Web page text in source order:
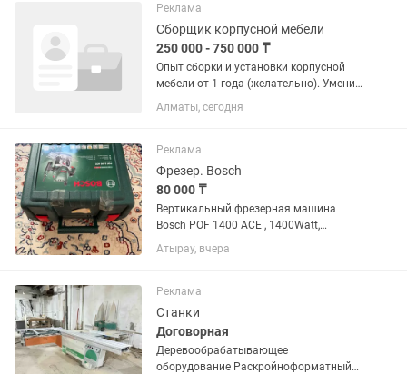
Фрезерные и токарные...
Реклама
Сборщик корпусной мебели
250 000 - 750 000 ₸
Опыт сборки и установки корпусной
мебели от 1 года (желательно). Умение
читать чертежи. Навыки работы с
ЛДСП, МДФ, столешницами и
установки фурнитуры (BLUM, Hettich,
Boyard...
Алматы, сегодня
Реклама
Фрезер. Bosch
80 000 ₸
Вертикальный фрезерная машина
Bosch POF 1400 ACE , 1400Watt,
производство: Germany, цена нового
100 -113 тысяч стоит, отдаем за 80, т
состоянии.
Атырау, вчера
Реклама
Станки
Договорная
Деревообрабатывающее
оборудование Раскройноформатный